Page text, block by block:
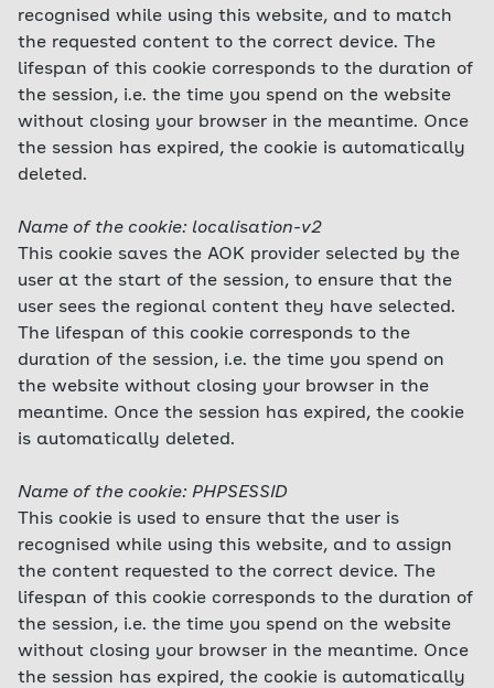
recognised while using this website, and to match
the requested content to the correct device. The
lifespan of this cookie corresponds to the duration of
the session, i.e. the time you spend on the website
without closing your browser in the meantime. Once
the session has expired, the cookie is automatically
deleted.
Name of the cookie: localisation-v2
This cookie saves the AOK provider selected by the
user at the start of the session, to ensure that the
user sees the regional content they have selected.
The lifespan of this cookie corresponds to the
duration of the session, i.e. the time you spend on
the website without closing your browser in the
meantime. Once the session has expired, the cookie
is automatically deleted.
Name of the cookie: PHPSESSID
This cookie is used to ensure that the user is
recognised while using this website, and to assign
the content requested to the correct device. The
lifespan of this cookie corresponds to the duration of
the session, i.e. the time you spend on the website
without closing your browser in the meantime. Once
the session has expired, the cookie is automatically